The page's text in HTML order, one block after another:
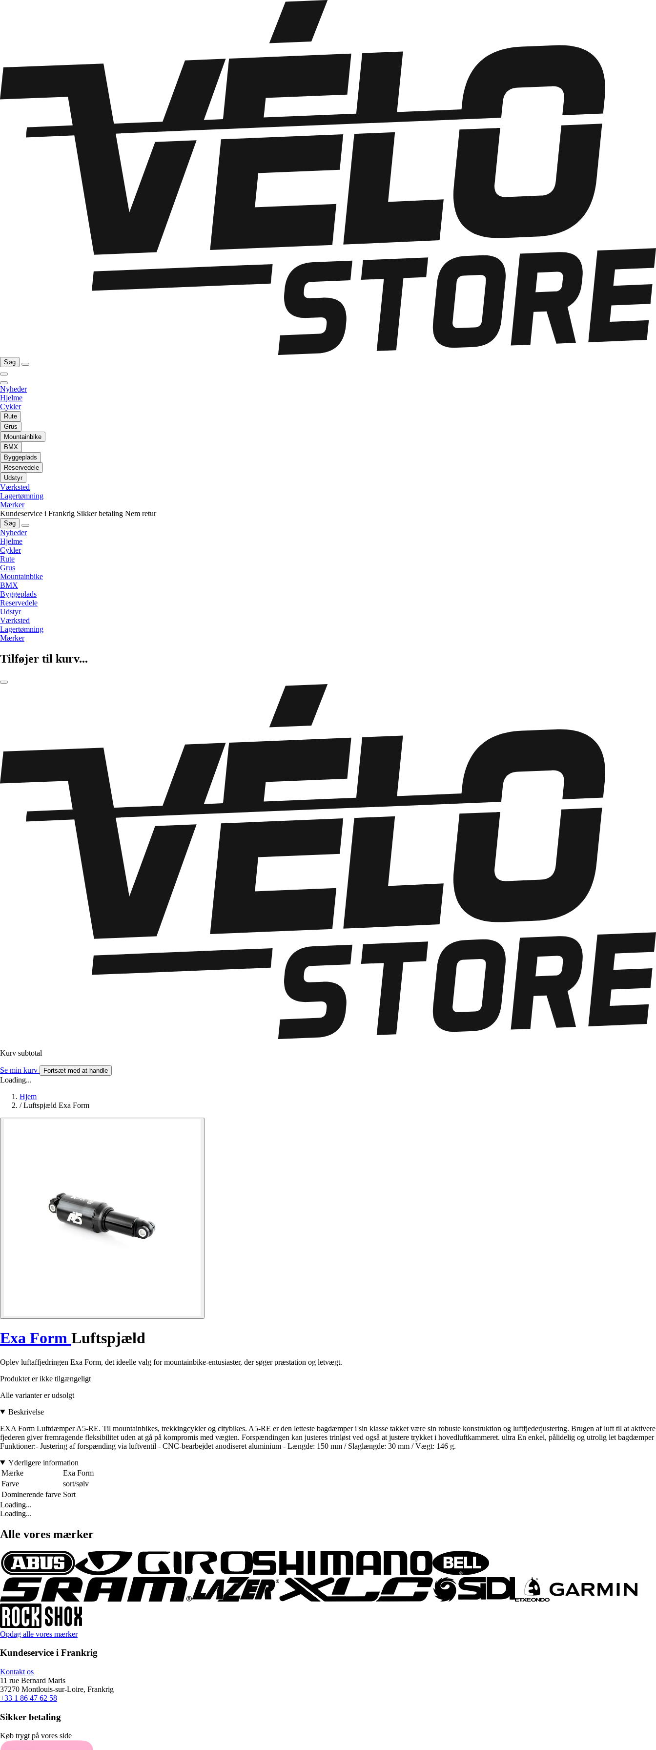
Søg
Nyheder
Hjelme
Cykler
Rute
Grus
Mountainbike
BMX
Byggeplads
Reservedele
Udstyr
Værksted
Lagertømning
Mærker
Kundeservice i Frankrig Sikker betaling Nem retur
Søg
Nyheder
Hjelme
Cykler
Rute
Grus
Mountainbike
BMX
Byggeplads
Reservedele
Udstyr
Værksted
Lagertømning
Mærker
Tilføjer til kurv...
Kurv subtotal
Se min kurv Fortsæt med at handle
Loading...
Hjem
/ Luftspjæld Exa Form
Exa Form Luftspjæld
Oplev luftaffjedringen Exa Form, det ideelle valg for mountainbike-entusiaster, der søger præstation og letvægt.
Produktet er ikke tilgængeligt
Alle varianter er udsolgt
Beskrivelse
EXA Form Luftdæmper A5-RE. Til mountainbikes, trekkingcykler og citybikes. A5-RE er den letteste bagdæmper i sin klasse takket være sin robuste konstruktion og luftfjederjustering. Brugen af luft til at aktivere
fjederen giver fremragende fleksibilitet uden at gå på kompromis med vægten. Forspændingen kan justeres trinløst ved også at justere trykket i hovedluftkammeret. ultra En enkel, pålidelig og utrolig let bagdæmper
Funktioner:- Justering af forspænding via luftventil - CNC-bearbejdet anodiseret aluminium - Længde: 150 mm / Slaglængde: 30 mm / Vægt: 146 g.
Yderligere information
Mærke
Exa Form
Farve
sort/sølv
Dominerende farve Sort
Loading...
Loading...
Alle vores mærker
Opdag alle vores mærker
Kundeservice i Frankrig
Kontakt os
11 rue Bernard Maris
37270 Montlouis-sur-Loire, Frankrig
+33 1 86 47 62 58
Sikker betaling
Køb trygt på vores side